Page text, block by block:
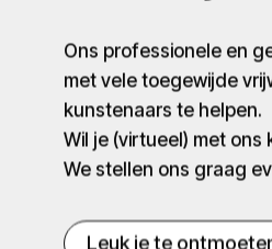
Ons professionele en
met vele toegewijde
kunstenaars te helpen.
Wil je (virtueel) met ons
We stellen ons graag
Leuk je te